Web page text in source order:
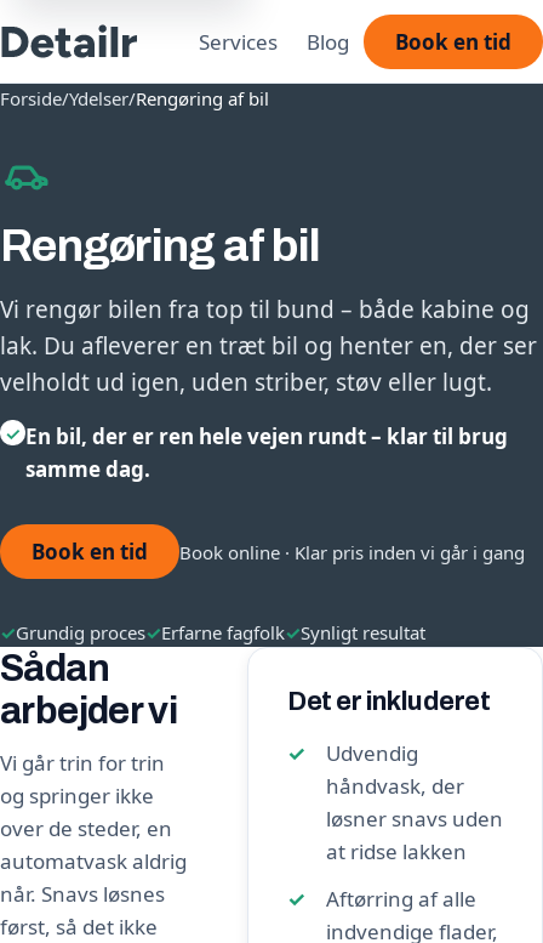
Services Blog Book en tid
Forside/Ydelser/Rengøring af bil
Rengøring af bil
Vi rengør bilen fra top til bund – både kabine og
lak. Du afleverer en træt bil og henter en, der ser
velholdt ud igen, uden striber, støv eller lugt.
✓ En bil, der er ren hele vejen rundt – klar til brug
samme dag.
Book en tid Book online · Klar pris inden vi går i gang
✓Grundig proces✓Erfarne fagfolk✓Synligt resultat
Sådan
arbejder vi
Vi går trin for trin
og springer ikke
over de steder, en
automatvask aldrig
når. Snavs løsnes
først, så det ikke
Det er inkluderet
Udvendig
håndvask, der
løsner snavs uden
at ridse lakken
Aftørring af alle
indvendige flader,